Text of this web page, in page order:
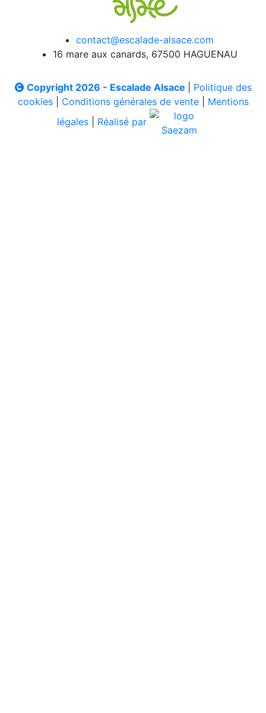
contact@escalade-alsace.com
16 mare aux canards, 67500 HAGUENAU
Copyright 2026 - Escalade Alsace
Politique des
cookies| Conditions générales de vente| Mentions
légales
Réalisé par